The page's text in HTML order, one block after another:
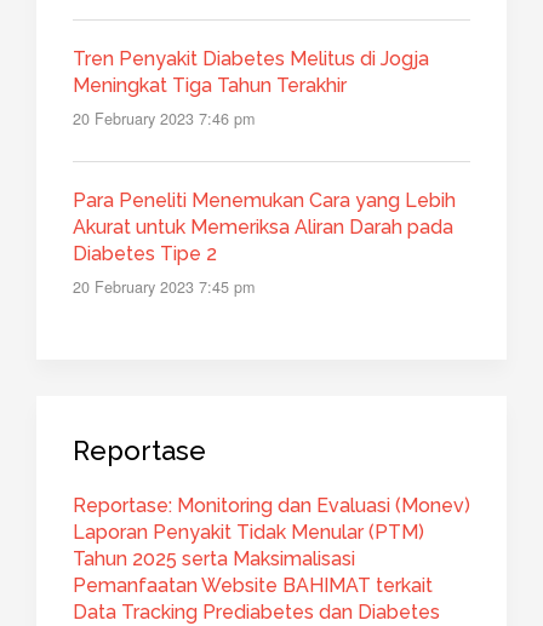
Tren Penyakit Diabetes Melitus di Jogja
Meningkat Tiga Tahun Terakhir
20 February 2023 7:46 pm
Para Peneliti Menemukan Cara yang Lebih
Akurat untuk Memeriksa Aliran Darah pada
Diabetes Tipe 2
20 February 2023 7:45 pm
Reportase
Reportase: Monitoring dan Evaluasi (Monev)
Laporan Penyakit Tidak Menular (PTM)
Tahun 2025 serta Maksimalisasi
Pemanfaatan Website BAHIMAT terkait
Data Tracking Prediabetes dan Diabetes